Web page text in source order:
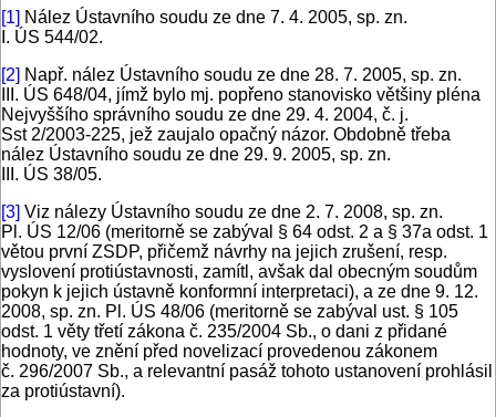
[1] Nález Ústavního soudu ze dne 7. 4. 2005, sp. zn.
I. ÚS 544/02.
[2] Např. nález Ústavního soudu ze dne 28. 7. 2005, sp. zn.
III. ÚS 648/04, jímž bylo mj. popřeno stanovisko většiny pléna
Nejvyššího správního soudu ze dne 29. 4. 2004, č. j.
Sst 2/2003-225, jež zaujalo opačný názor. Obdobně třeba
nález Ústavního soudu ze dne 29. 9. 2005, sp. zn.
III. ÚS 38/05.
[3] Viz nálezy Ústavního soudu ze dne 2. 7. 2008, sp. zn.
Pl. ÚS 12/06 (meritorně se zabýval § 64 odst. 2 a § 37a odst. 1
větou první ZSDP, přičemž návrhy na jejich zrušení, resp.
vyslovení protiústavnosti, zamítl, avšak dal obecným soudům
pokyn k jejich ústavně konformní interpretaci), a ze dne 9. 12.
2008, sp. zn. Pl. ÚS 48/06 (meritorně se zabýval ust. § 105
odst. 1 věty třetí zákona č. 235/2004 Sb., o dani z přidané
hodnoty, ve znění před novelizací provedenou zákonem
č. 296/2007 Sb., a relevantní pasáž tohoto ustanovení prohlásil
za protiústavní).